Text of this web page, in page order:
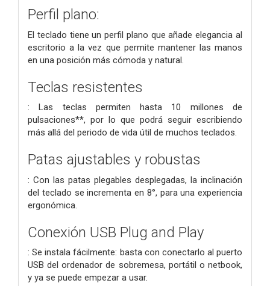
Perfil plano:
El teclado tiene un perfil plano que añade elegancia al
escritorio a la vez que permite mantener las manos
en una posición más cómoda y natural.
Teclas resistentes
: Las teclas permiten hasta 10 millones de
pulsaciones**, por lo que podrá seguir escribiendo
más allá del periodo de vida útil de muchos teclados.
Patas ajustables y robustas
: Con las patas plegables desplegadas, la inclinación
del teclado se incrementa en 8°, para una experiencia
ergonómica.
Conexión USB Plug and Play
: Se instala fácilmente: basta con conectarlo al puerto
USB del ordenador de sobremesa, portátil o netbook,
y ya se puede empezar a usar.